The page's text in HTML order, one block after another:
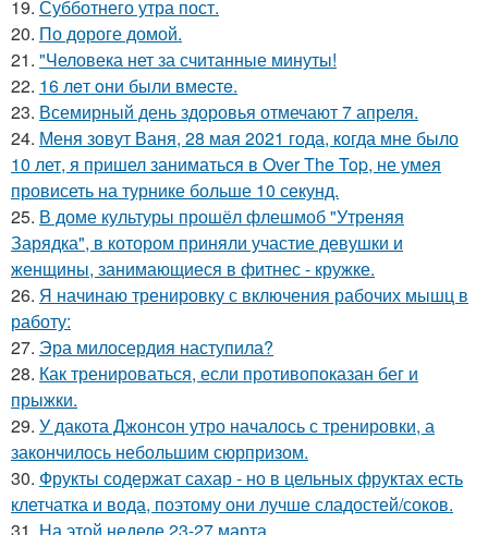
19. Субботнего утра пост.
20. По дороге домой.
21. "Человека нет за считанные минуты!
22. 16 лeт oни были вмecтe.
23. Всемирный день здоровья отмечают 7 апреля.
24. Меня зовут Ваня, 28 мая 2021 года, когда мне было
10 лет, я пришел заниматься в Over The Top, не умея
провисеть на турнике больше 10 секунд.
25. В доме культуры прошёл флешмоб "Утреняя
Зарядка", в котором приняли участие девушки и
женщины, занимающиеся в фитнес - кружке.
26. Я начинаю тренировку с включения рабочих мышц в
работу:
27. Эра милосердия наступила?
28. Как тренироваться, если противопоказан бег и
прыжки.
29. У дакота Джонсон утро началось с тренировки, а
закончилось небольшим сюрпризом.
30. Фрукты содержат сахар - но в цельных фруктах есть
клетчатка и вода, поэтому они лучше сладостей/соков.